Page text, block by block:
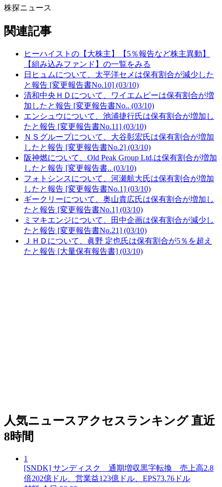
株探ニュース
関連記事
ヒーハイストの【大株主】【5％報告など株主異動】
【組み込みファンド】の一覧をみる
日ヒュムについて、太平洋セメは保有割合が減少した
と報告 [変更報告書No.10] (03/10)
清和中央ＨＤについて、ワイエムピーは保有割合が増
加したと報告 [変更報告書No.. (03/10)
エンシュウについて、池浦捷行氏は保有割合が増加し
たと報告 [変更報告書No.11] (03/10)
ＮＳグループについて、大谷彰宏氏は保有割合が増加
したと報告 [変更報告書No.2] (03/10)
阪神燃について、Old Peak Group Ltd.は保有割合が増加
したと報告 [変更報告書.. (03/10)
フォトシンスについて、河瀬航大氏は保有割合が増加
したと報告 [変更報告書No.1] (03/10)
ギークリーについて、奥山貴広氏は保有割合が増加し
たと報告 [変更報告書No.1] (03/10)
ミマキエンジについて、田中企画は保有割合が減少し
たと報告 [変更報告書No.21] (03/10)
ＪＨＤについて、眞野 定也氏は保有割合が5％を超え
たと報告 [大量保有報告書] (03/10)
人気ニュースアクセスランキング 直近
8時間
1
[SNDK] サンディスク 通期増収黒字転換 売上高2.8
倍202億ドル、営業益123億ドル、EPS73.76ドル